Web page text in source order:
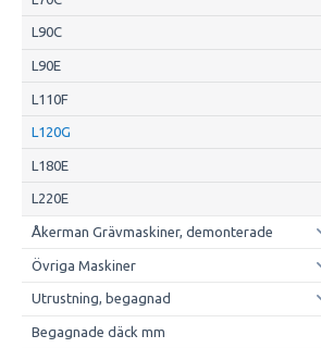
L90C
L90E
L110F
L120G
L180E
L220E
Åkerman Grävmaskiner, demonterade
Övriga Maskiner
Utrustning, begagnad
Begagnade däck mm